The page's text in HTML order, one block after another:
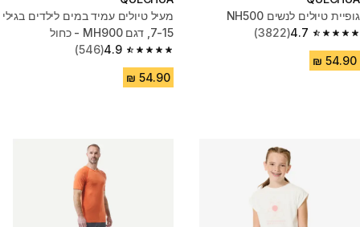
גופיית טיולים לנשים NH500
4.7
4.7 out of 5 stars from 3822 reviews
(3822)
מעיל טיולים עמיד במים לילדים בגילי
7-15, דגם MH900 - כחול
4.9
4.9 out of 5 stars from 546 reviews
(546)